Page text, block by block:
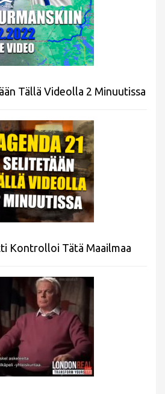
Tällä Videolla 2 Minuutissa
Kontrolloi Tätä Maailmaa